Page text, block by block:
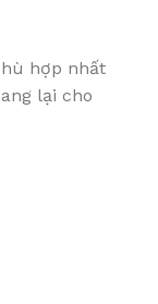
hợp nhất
lại cho